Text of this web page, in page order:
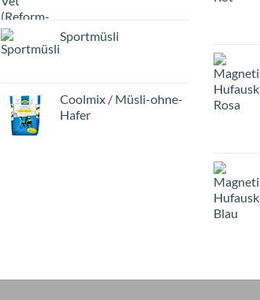
Sportmüsli
Coolmix / Müsli-ohne-
Hafer